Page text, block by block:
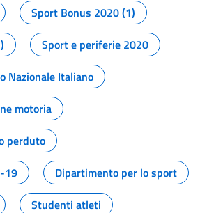
Sport Bonus 2020 (1)
Sport e periferie 2020
Nazionale Italiano
motoria
perduto
19
Dipartimento per lo sport
Studenti atleti